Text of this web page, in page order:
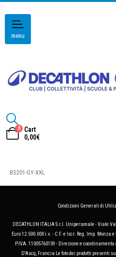
menu
0
Cart
0,00€
BS201-GY-XXL
Condizioni Generali di
DECATHLON ITALIA S.r.l. Unipersonale - Viale
Euro 12.500.000 i.v. - C.F. e Iscr. Reg. Imp. Monza
P.IVA. 11005760159 - Direzione e
D'Ascq, Francia Le foto dei prodotti presenti